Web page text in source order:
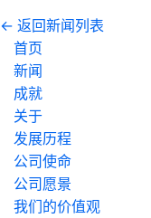
← 返回新闻列表
首页
新闻
成就
关于
发展历程
公司使命
公司愿景
我们的价值观